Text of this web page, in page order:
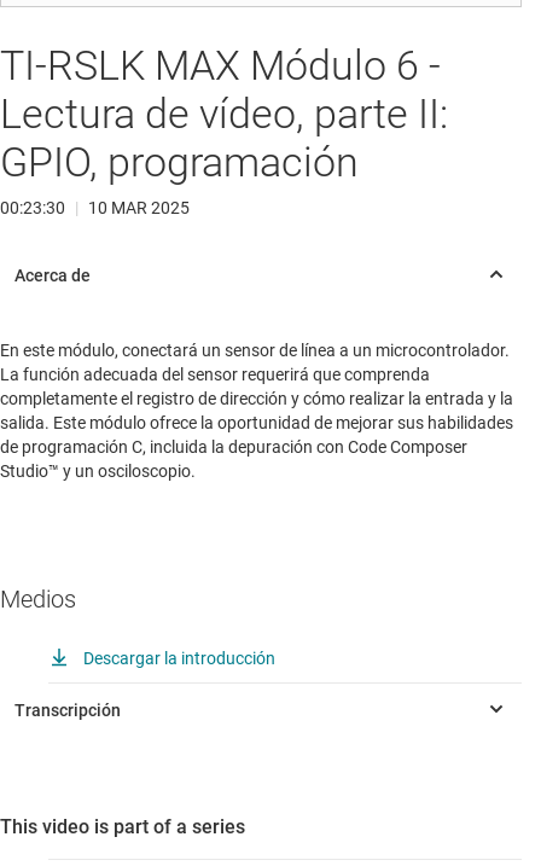
Video
TI-RSLK MAX Módulo 6 -
Lectura de vídeo, parte II:
GPIO, programación
00:23:30 | 10 MAR 2025
En este módulo, conectará un sensor de línea a un microcontrolador.
La función adecuada del sensor requerirá que comprenda
completamente el registro de dirección y cómo realizar la entrada y la
salida. Este módulo ofrece la oportunidad de mejorar sus habilidades
de programación C, incluida la depuración con Code Composer
Studio™ y un osciloscopio.
Medios
Descargar la introducción
This video is part of a series